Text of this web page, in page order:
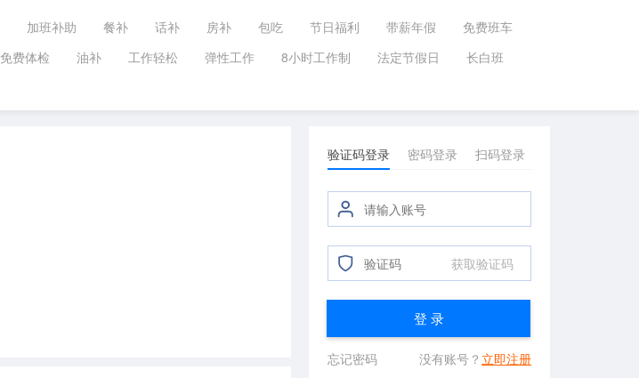
加班补助 餐补 话补 房补 包吃 节日福利 带薪年假
免费班车
免费体检 油补 工作轻松 弹性工作 8小时工作制 法定节假日
长白班
验证码登录 密码登录 扫码登录
获取验证码
登 录
忘记密码 没有账号？ 立即注册